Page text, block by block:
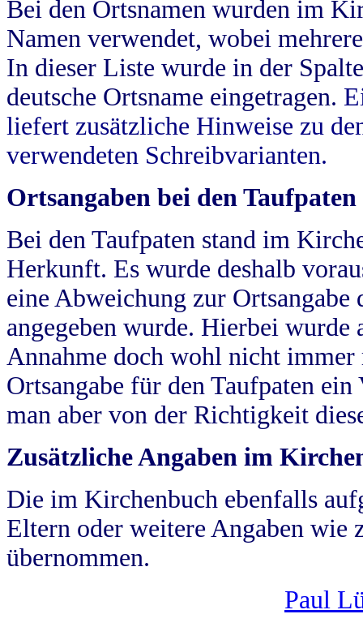
Bei den Ortsnamen wurden im
Namen verwendet, wobei
In dieser Liste wurde in der
deutsche Ortsname eingetragen.
liefert zusätzliche Hinweise zu
verwendeten Schreibvarianten.
Ortsangaben bei den Taufpaten
Bei den Taufpaten stand im
Herkunft. Es wurde deshalb
eine Abweichung zur
angegeben wurde. Hierbei wurde
Annahme doch wohl nicht
Ortsangabe für den Taufpaten
man aber von der Richtigkeit
Zusätzliche Angaben im
Die im Kirchenbuch ebenfalls
Eltern oder weitere Angaben wie
übernommen.
Paul